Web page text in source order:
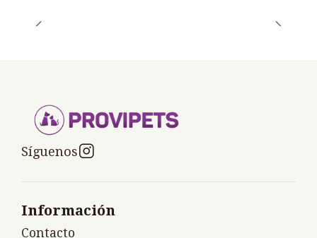
Síguenos
Información
Contacto